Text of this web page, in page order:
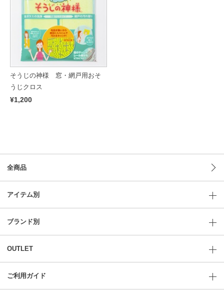
そうじの神様 窓・網戸用おそ
うじクロス
¥1,200
全商品
アイテム別
ブランド別
OUTLET
ご利用ガイド